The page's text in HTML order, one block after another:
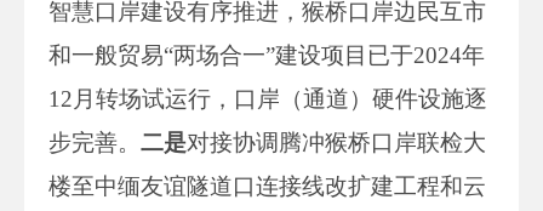
智慧口岸建设有序推进，猴桥口岸边民互市
和一般贸易“两场合一”建设项目已于2024年
12月转场试运行，口岸（通道）硬件设施逐
步完善。 二是对接协调腾冲猴桥口岸联检大
楼至中缅友谊隧道口连接线改扩建工程和云